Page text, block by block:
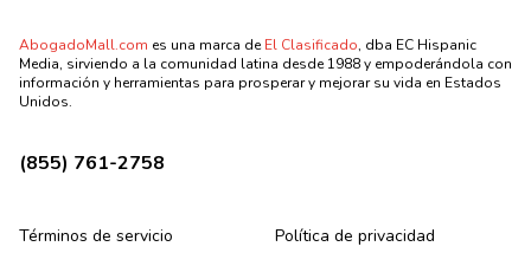
AbogadoMall.com es una marca deEl Clasificado, dba EC Hispanic
Media, sirviendo a la comunidad latina desde 1988 y empoderándola con
información y herramientas para prosperar y mejorar su vida en Estados
Unidos.
(855) 761-2758
Términos de servicio
Política de privacidad